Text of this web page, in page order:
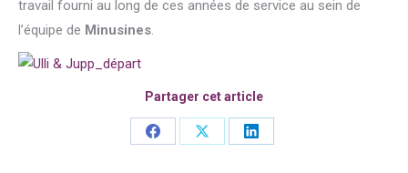
travail fourni au long de ces années de service au sein de
l’équipe de Minusines.
Partager cet article
Share
Share
Share